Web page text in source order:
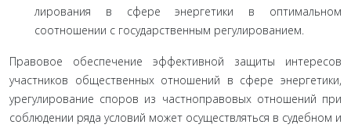
лирования в сфере энергетики в оптимальном
соотношении с государственным регулированием.
Правовое обеспечение эффективной защиты интересов
участников общественных отношений в сфере энергетики,
урегулирование споров из частноправовых отношений при
соблюдении ряда условий может осуществляться в судебном и